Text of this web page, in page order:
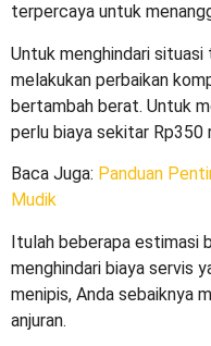
terpercaya untuk
Untuk menghindari
melakukan perbaikan
bertambah berat. Untuk
perlu biaya sekitar Rp350
Baca Juga: Panduan
Mudik
Itulah beberapa estimasi
menghindari biaya servis
menipis, Anda sebaiknya
anjuran.